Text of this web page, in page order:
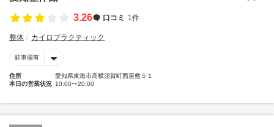
3.26
口コミ 1件
整体 カイロプラクティック
駐車場有
住所
愛知県東海市高横須賀町西屋敷５１
本日の営業状況 10:00〜20:00